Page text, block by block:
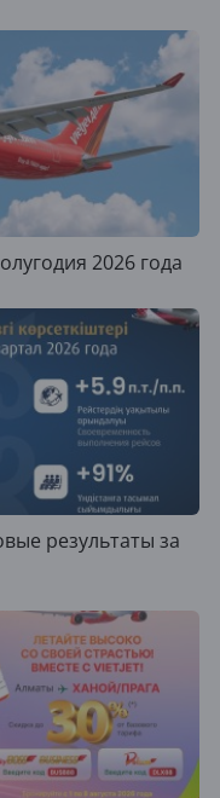
2026 года
результаты за